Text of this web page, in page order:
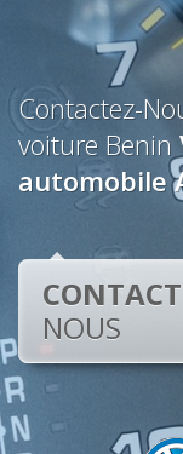
Contactez-
voiture Benin
automobile
NOUS